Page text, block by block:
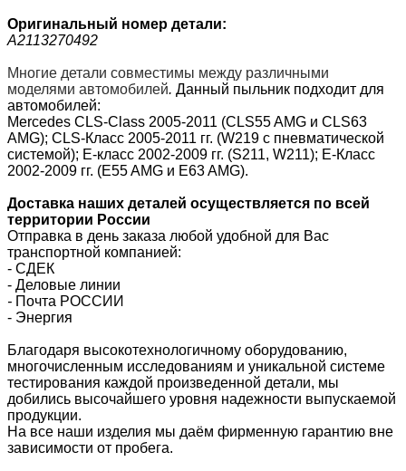
Оригинальный номер детали:
А2113270492
Многие детали совместимы между различными
моделями автомобилей. Данный пыльник подходит для
автомобилей:
Mercedes CLS-Class 2005-2011 (CLS55 AMG и CLS63
AMG); CLS-Класс 2005-2011 гг. (W219 с пневматической
системой); Е-класс 2002-2009 гг. (S211, W211); E-Класс
2002-2009 гг. (E55 AMG и E63 AMG).
Доставка наших деталей осуществляется по всей
территории России
Отправка в день заказа любой удобной для Вас
транспортной компанией:
- СДЕК
- Деловые линии
- Почта РОССИИ
- Энергия
Благодаря высокотехнологичному оборудованию,
многочисленным исследованиям и уникальной системе
тестирования каждой произведенной детали, мы
добились высочайшего уровня надежности выпускаемой
продукции.
На все наши изделия мы даём фирменную гарантию вне
зависимости от пробега.